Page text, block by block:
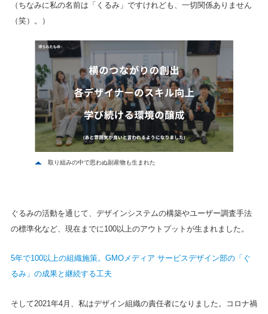
（ちなみに私の名前は「くるみ」ですけれども、一切関係ありません
（笑）。）
取り組みの中で思わぬ副産物も生まれた
ぐるみの活動を通じて、デザインシステムの構築やユーザー調査手法
の標準化など、現在までに100以上のアウトプットが生まれました。
5年で100以上の組織施策。GMOメディア サービスデザイン部の「ぐ
るみ」の成果と継続する工夫
そして2021年4月、私はデザイン組織の責任者になりました。コロナ禍